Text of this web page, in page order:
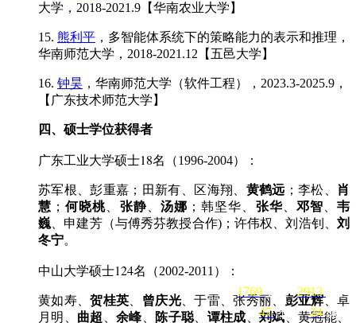
1769 关注 2913
粉丝
47 团队 24 课程
大学，2018-2021.9【华南农业大学】
15. 熊利平 ，多智能体系统下的策略能力的表示和推理，
华南师范大学，2018-2021.12【五邑大学】
16. 钟昊 ，华南师范大学（软件工程），2023.3-2025.9，
【广东技术师范大学】
四、硕士学位获得者
广东工业大学硕士18名 （1996-2004）：
苏军根、彭重嘉；田新有、区海翔、 黄鹤远 ；李松、 肖
慧 ； 何晓桃 张静、 汤娜 ；韩坚华、 张华、 邓智 、韦
巍 、申建芳（与傅秀芬教授合作)；许伟权、刘浩钊、刘
冬宁。
中山大学硕士124名 （2002-2011）：
黄如寿、贺桂英 曾庆光、于雷、张秀丽、 彭亚辉、卓
月明、 曲超 、余峰、 陈子聪、 谭柱成 刘斌 、黄冠能、